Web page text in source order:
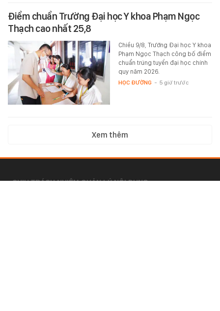
Điểm chuẩn Trường Đại học Y khoa Phạm Ngọc
Thạch cao nhất 25,8
Chiều 9/8, Trường Đại học Y khoa
Phạm Ngọc Thạch công bố điểm
chuẩn trúng tuyển đại học chính
quy năm 2026.
HỌC ĐƯỜNG - 5 giờ trước
Xem thêm
CHỊU TRÁCH NHIỆM QUẢN LÝ NỘI DUNG